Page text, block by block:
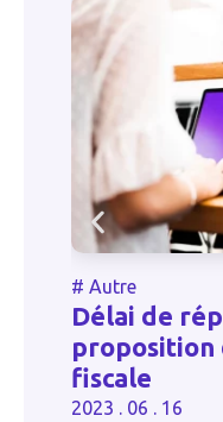
# Autre
Délai de
fiscale
2023 . 06 . 16